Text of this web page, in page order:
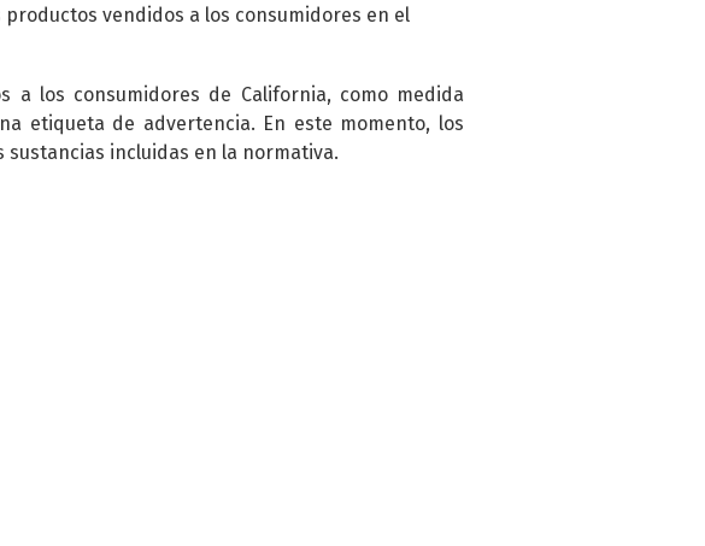
vendidos a los consumidores en el
a los consumidores de California, como medida
etiqueta de advertencia. En este momento, los
incluidas en la normativa.